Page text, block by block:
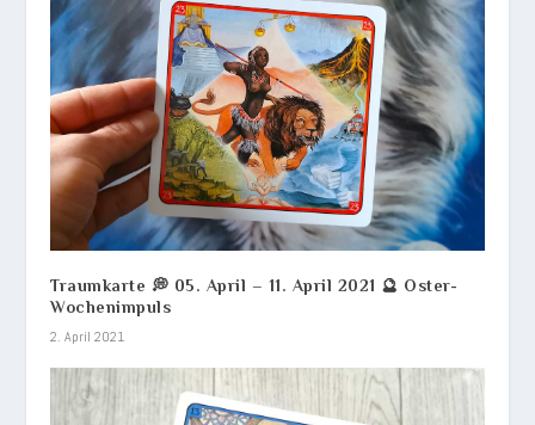
Traumkarte 💭 05. April – 11. April 2021 🔮 Oster-
Wochenimpuls
2. April 2021